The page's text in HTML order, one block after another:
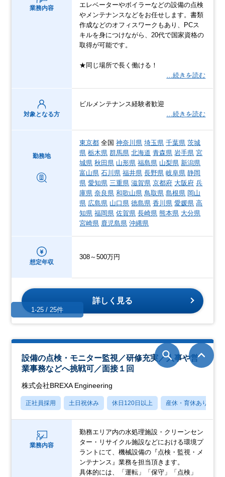
業務内容
エレベーターやボイラーなどの設備の点検
やメンテナンスなどをお任せします。書類
作成などのオフィスワークもあり、PCス
キルを身につけながら、20代で国家資格の
取得が可能です。
★同じ場所で長く働ける！
…続きを読む
対象となる方
ビルメンテナンス経験者歓迎
…続きを読む
勤務地
東京都 全国神奈川県 埼玉県 千葉県 茨城
県 栃木県 群馬県 北海道 青森県 岩手県 宮
城県 秋田県 山形県 福島県 山梨県 新潟県
富山県 石川県 福井県 長野県 岐阜県 静岡
県 愛知県 三重県 滋賀県 京都府 大阪府 兵
庫県 奈良県 和歌山県 鳥取県 島根県 岡山
県 広島県 山口県 徳島県 香川県 愛媛県 高
知県 福岡県 佐賀県 長崎県 熊本県 大分県
宮崎県 鹿児島県 沖縄県
想定年収
308～500万円
詳しく見る
設備の点検・モニター監視／研修充実／人事や営
業事務などへ挑戦可／面接１回
株式会社BREXA Engineering
正社員採用 土日祝休み 休日120日以上 産休・育休あり
業務内容
勤務エリア内の水処理施設・クリーンセン
ター・リサイクル施設などにおける環境プ
ラントにて、機械設備の『点検・監視・メ
ンテナンス』業務を担当頂きます。
具体的には、「運転」「保守」「点検」
1-25 / 25件